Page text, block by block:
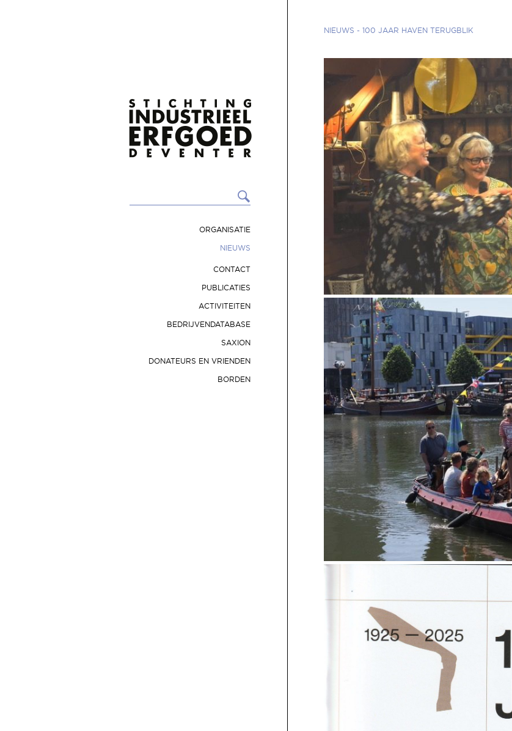
ORGANISATIE
NIEUWS
CONTACT
PUBLICATIES
ACTIVITEITEN
BEDRIJVENDATABASE
SAXION
DONATEURS EN VRIENDEN
BORDEN
NIEUWS - 100 JAAR HAVEN TERUGBLIK